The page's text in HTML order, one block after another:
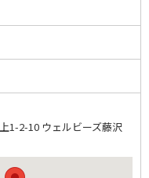
1-2-10 ウェルビーズ藤沢